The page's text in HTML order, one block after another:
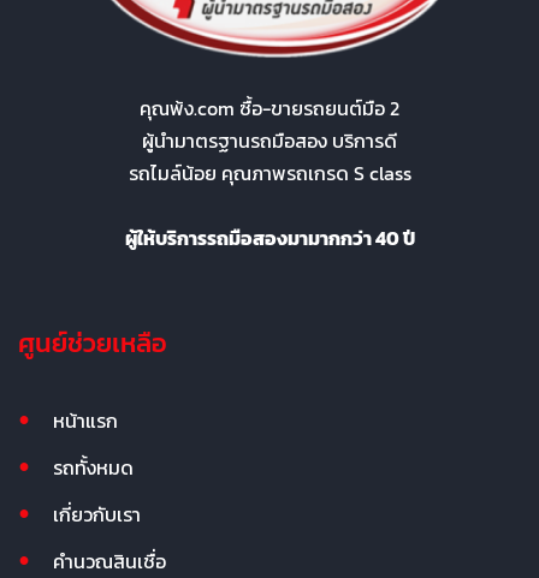
คุณพ้ง.com ซื้อ-ขายรถยนต์มือ 2
ผู้นำมาตรฐานรถมือสอง บริการดี
รถไมล์น้อย คุณภาพรถเกรด S class
ผู้ให้บริการรถมือสองมามากกว่า 40 ปี
ศูนย์ช่วยเหลือ
หน้าแรก
รถทั้งหมด
เกี่ยวกับเรา
คำนวณสินเชื่อ